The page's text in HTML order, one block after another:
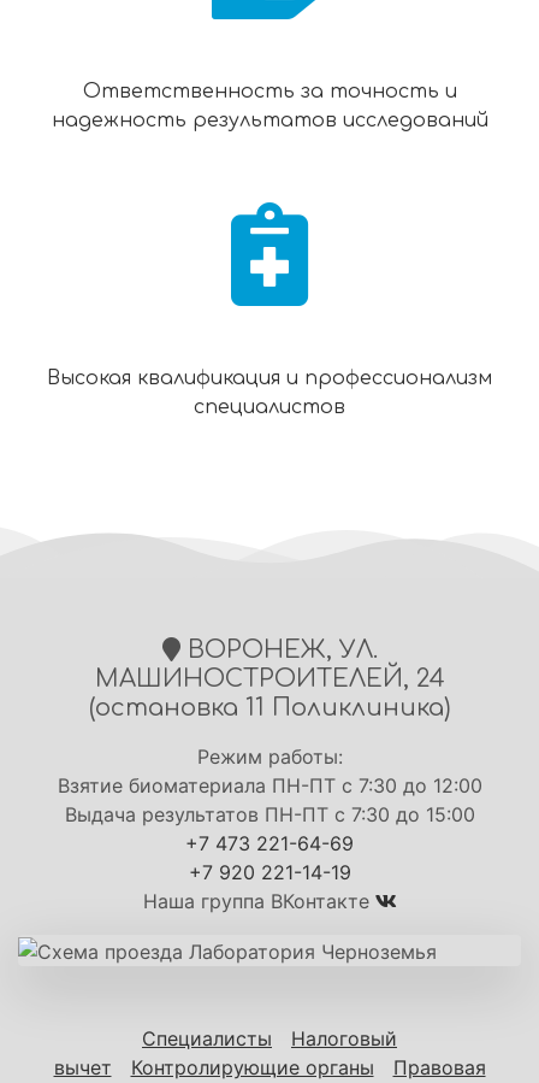
Ответственность за точность и
надежность результатов исследований
Высокая квалификация и профессионализм
специалистов
ВОРОНЕЖ, УЛ.
МАШИНОСТРОИТЕЛЕЙ, 24
(остановка 11 Поликлиника)
Режим работы:
Взятие биоматериала ПН-ПТ с 7:30 до 12:00
Выдача результатов ПН-ПТ с 7:30 до 15:00
+7 473 221-64-69
+7 920 221-14-19
Наша группа ВКонтакте
Специалисты
Налоговый
вычет
Контролирующие органы Правовая